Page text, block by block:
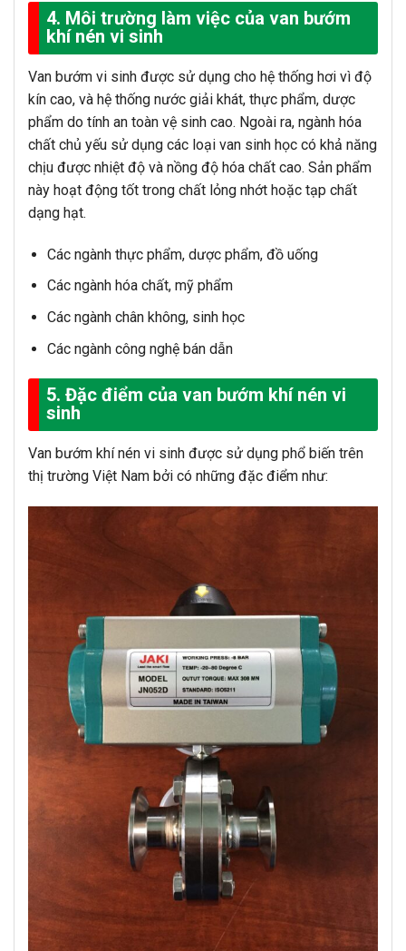
4. Môi trường làm việc của van bướm
khí nén vi sinh
Van bướm vi sinh được sử dụng cho hệ thống hơi vì độ
kín cao, và hệ thống nước giải khát, thực phẩm, dược
phẩm do tính an toàn vệ sinh cao. Ngoài ra, ngành hóa
chất chủ yếu sử dụng các loại van sinh học có khả năng
chịu được nhiệt độ và nồng độ hóa chất cao. Sản phẩm
này hoạt động tốt trong chất lỏng nhớt hoặc tạp chất
dạng hạt.
Các ngành thực phẩm, dược phẩm, đồ uống
Các ngành hóa chất, mỹ phẩm
Các ngành chân không, sinh học
Các ngành công nghệ bán dẫn
5. Đặc điểm của van bướm khí nén vi
sinh
Van bướm khí nén vi sinh được sử dụng phổ biến trên
thị trường Việt Nam bởi có những đặc điểm như: